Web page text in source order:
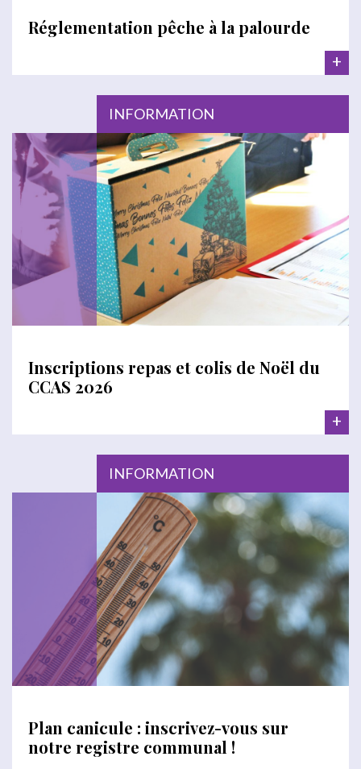
Réglementation pêche à la palourde
+
INFORMATION
Inscriptions repas et colis de Noël du
CCAS 2026
+
INFORMATION
Plan canicule : inscrivez-vous sur
notre registre communal !